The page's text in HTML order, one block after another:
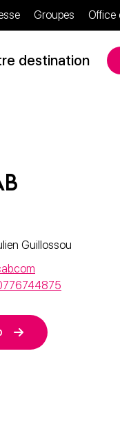
Groupes Office
destination
Guillossou